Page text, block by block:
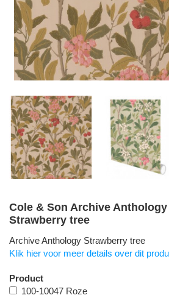
Cole & Son Archive Anthology
Strawberry tree
Archive Anthology Strawberry tree
Klik hier voor meer details over dit
Product
100-10047 Roze